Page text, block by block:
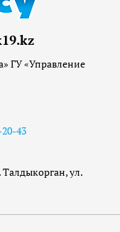
ГУ «Управление
20-43
Талдыкорган, ул.